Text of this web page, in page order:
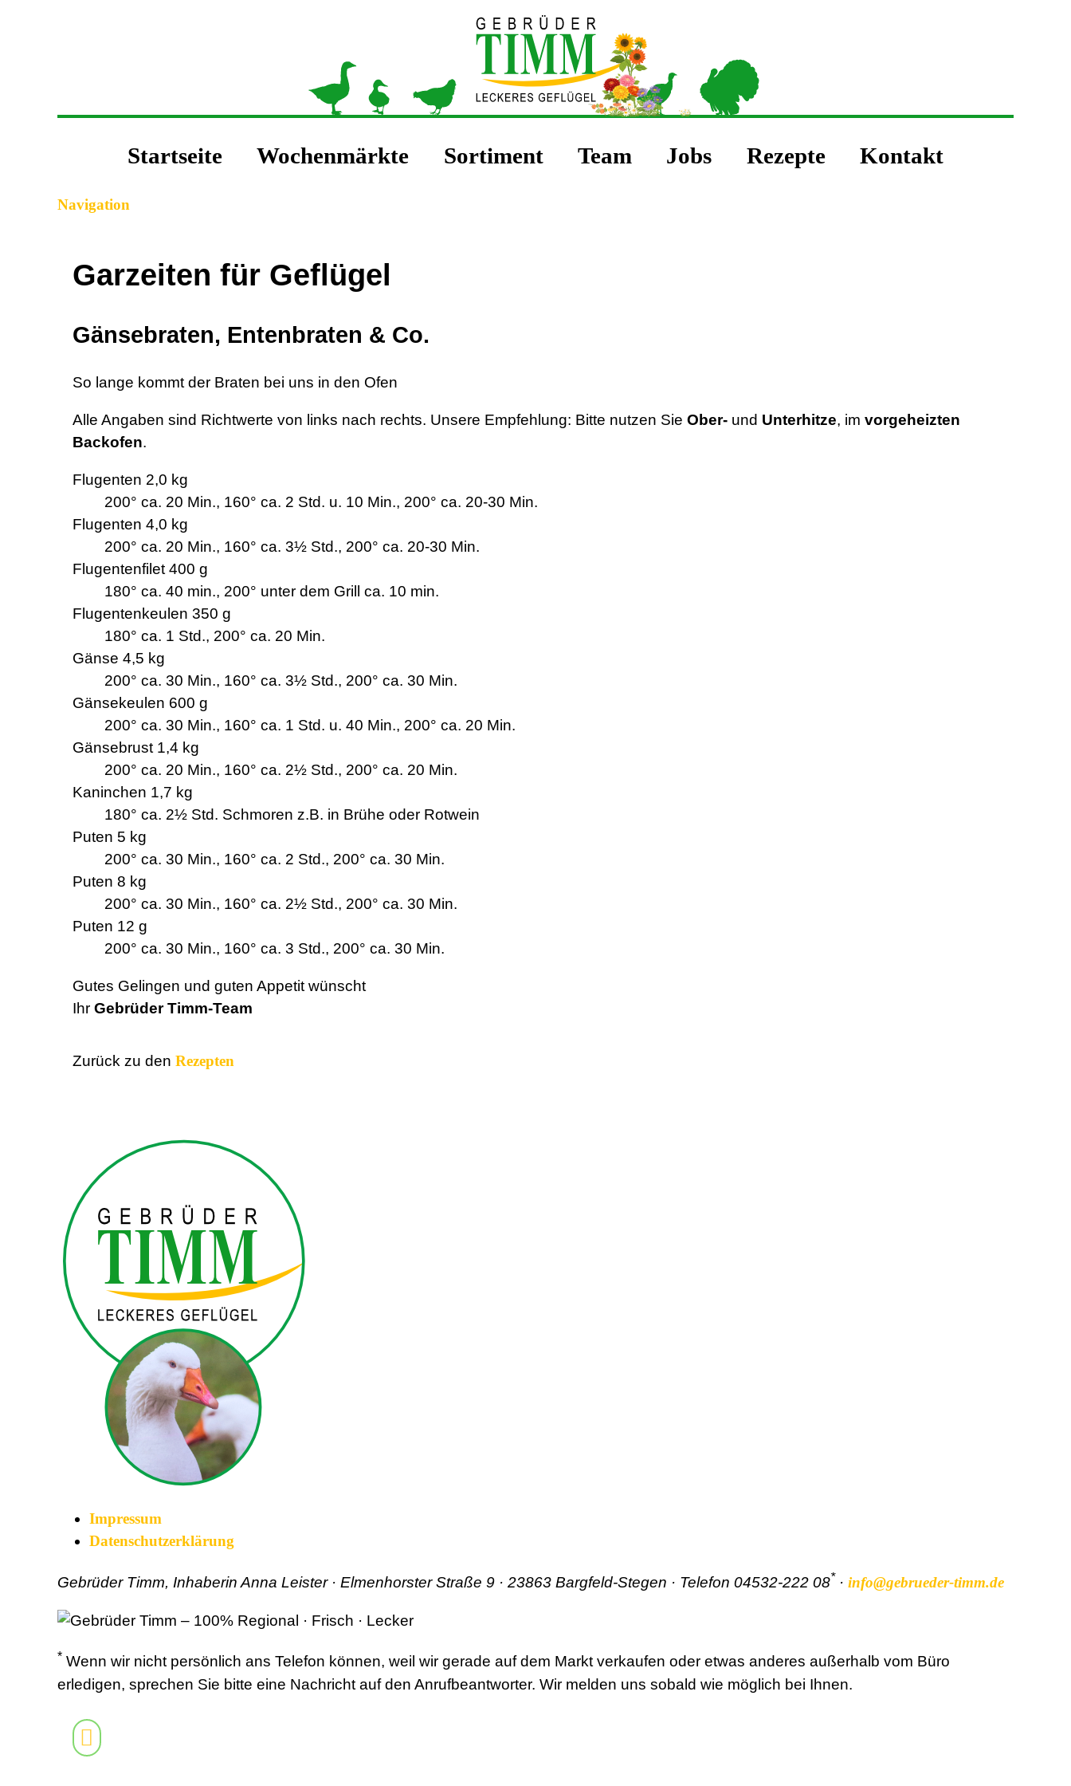
Seiteninhalt|
Navigation überspringen
Startseite Wochenmärkte Sortiment Team Jobs Rezepte Kontakt
Navigation
Garzeiten für Geflügel
Gänsebraten, Entenbraten & Co.
So lange kommt der Braten bei uns in den Ofen
Alle Angaben sind Richtwerte von links nach rechts. Unsere Empfehlung: Bitte nutzen SieOber- und Unterhitze, imvorgeheizten
Backofen.
Flugenten 2,0 kg
200° ca. 20 Min., 160° ca. 2 Std. u. 10 Min., 200° ca. 20-30 Min.
Flugenten 4,0 kg
200° ca. 20 Min., 160° ca. 3½ Std., 200° ca. 20-30 Min.
Flugentenfilet 400 g
180° ca. 40 min., 200° unter dem Grill ca. 10 min.
Flugentenkeulen 350 g
180° ca. 1 Std., 200° ca. 20 Min.
Gänse 4,5 kg
200° ca. 30 Min., 160° ca. 3½ Std., 200° ca. 30 Min.
Gänsekeulen 600 g
200° ca. 30 Min., 160° ca. 1 Std. u. 40 Min., 200° ca. 20 Min.
Gänsebrust 1,4 kg
200° ca. 20 Min., 160° ca. 2½ Std., 200° ca. 20 Min.
Kaninchen 1,7 kg
180° ca. 2½ Std. Schmoren z.B. in Brühe oder Rotwein
Puten 5 kg
200° ca. 30 Min., 160° ca. 2 Std., 200° ca. 30 Min.
Puten 8 kg
200° ca. 30 Min., 160° ca. 2½ Std., 200° ca. 30 Min.
Puten 12 g
200° ca. 30 Min., 160° ca. 3 Std., 200° ca. 30 Min.
Gutes Gelingen und guten Appetit wünscht
IhrGebrüder Timm-Team
Zurück zu denRezepten
Impressum
Datenschutzerklärung
Gebrüder Timm, Inhaberin Anna Leister · Elmenhorster Straße 9 · 23863 Bargfeld-Stegen · Telefon 04532-222 08* · info@gebrueder‑timm.de
* Wenn wir nicht persönlich ans Telefon können, weil wir gerade auf dem Markt verkaufen oder etwas anderes außerhalb vom Büro
erledigen, sprechen Sie bitte eine Nachricht auf den Anrufbeantworter. Wir melden uns sobald wie möglich bei Ihnen.